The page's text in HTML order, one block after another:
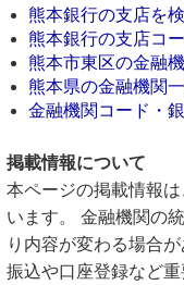
熊本銀行の支店を
熊本銀行の支店コ
熊本市東区の金融
熊本県の金融機関
金融機関コード・
掲載情報について
本ページの掲載情報
います。 金融機関の
り内容が変わる場合が
振込や口座登録など